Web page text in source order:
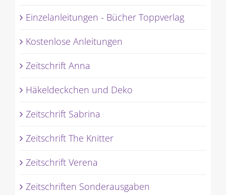
Einzelanleitungen - Bücher Toppverlag
Kostenlose Anleitungen
Zeitschrift Anna
Häkeldeckchen und Deko
Zeitschrift Sabrina
Zeitschrift The Knitter
Zeitschrift Verena
Zeitschriften Sonderausgaben